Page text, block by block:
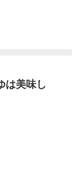
は美味し